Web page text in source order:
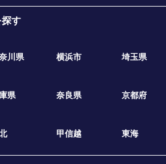
す
川県 横浜市 埼玉県
県 奈良県 京都府
甲信越 東海